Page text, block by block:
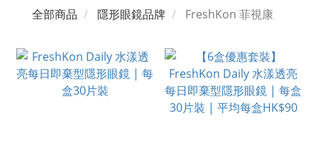
全部商品 隱形眼鏡品牌 FreshKon 菲視康